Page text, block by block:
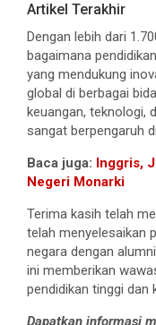
Artikel Terakhir
Dengan lebih dari
bagaimana
yang mendukung
global di berbagai
keuangan, teknologi,
sangat berpengaruh
Baca juga: Inggris,
Negeri Monarki
Terima kasih telah
telah menyelesaikan
negara dengan
ini memberikan
pendidikan tinggi
Dapatkan informasi